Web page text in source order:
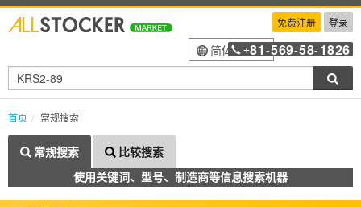
免费注册 登录
简体中文
+81 -569-58-1826
首页 常规搜索
常规搜索
比较搜索
使用关键词、型号、制造商等信息搜索机器